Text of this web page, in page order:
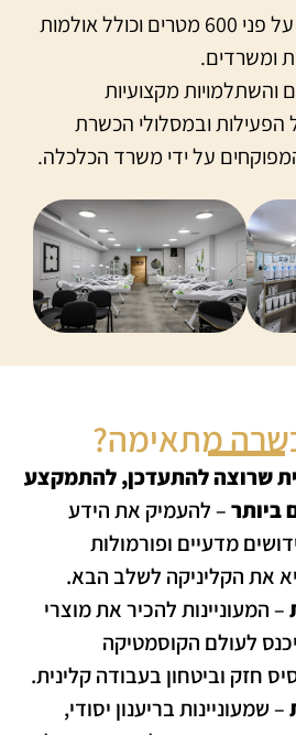
המרכז שלנו משתרע על פני 600 מטרים וכולל אולמות
ומשרדים.
והשתלמויות מקצועיות
הפעילות ובמסלולי הכשרת
על ידי משרד הכלכלה.
מתאימה?
שרוצה להתעדכן, להתמקצע
ביותר– להעמיק את הידע
מדעיים ופורמולות
את הקליניקה לשלב הבא.
– המעוניינות להכיר את מוצרי
לעולם הקוסמטיקה
חזק וביטחון בעבודה קלינית.
– שמעוניינות בריענון יסודי,